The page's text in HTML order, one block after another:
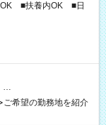
OK ■扶養内OK ■日
…
希望の勤務地を紹介